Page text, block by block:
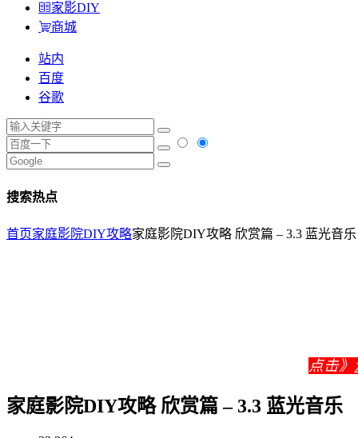
家影DIY
商城
站内
百度
谷歌
搜索热点
首页家庭影院DIY攻略家庭影院DIY攻略 欣赏篇 – 3.3 蓝光音乐
点击》
家庭影院DIY攻略 欣赏篇 – 3.3 蓝光音乐